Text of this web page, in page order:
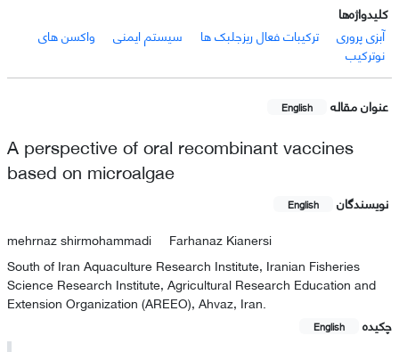
کلیدواژه‌ها
آبزی پروری
ترکیبات فعال ریزجلبک ها سیستم ایمنی
واکسن های
نوترکیب
عنوان مقاله English
A perspective of oral recombinant vaccines
based on microalgae
نویسندگان English
mehrnaz shirmohammadi
Farhanaz Kianersi
South of Iran Aquaculture Research Institute, Iranian Fisheries
Science Research Institute, Agricultural Research Education and
Extension Organization (AREEO), Ahvaz, Iran.
چکیده
English